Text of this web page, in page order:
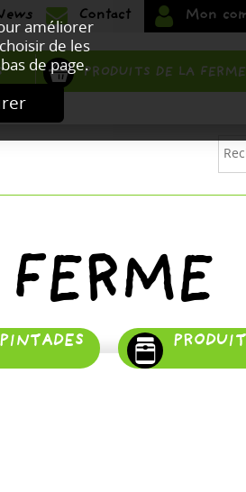
améliorer
de les
de page.PRODUITS DE LA FERME